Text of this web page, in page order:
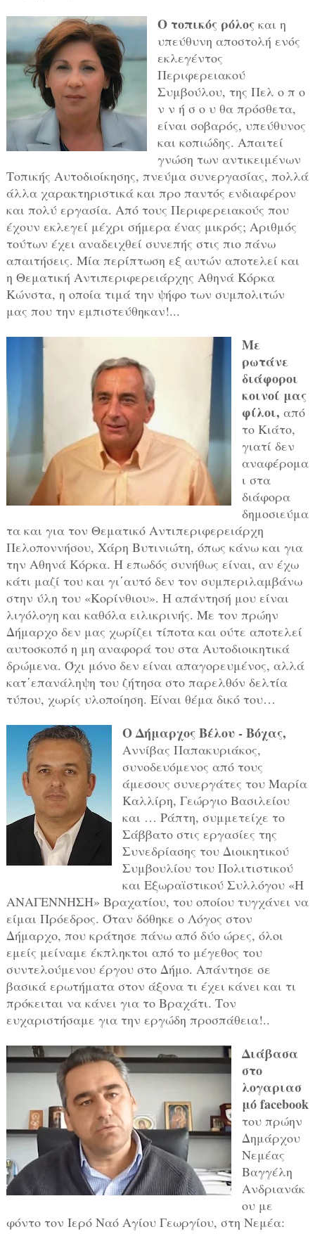
Ο τοπικός ρόλος και η
υπεύθυνη αποστολή ενός
εκλεγέντος
Περιφερειακού
Συμβούλου, της Πελ ο π ο
ν ν ή σ ο υ θα πρόσθετα,
είναι σοβαρός, υπεύθυνος
και κοπιώδης. Απαιτεί
γνώση των αντικειμένων
Τοπικής Αυτοδιοίκησης, πνεύμα συνεργασίας, πολλά
άλλα χαρακτηριστικά και προ παντός ενδιαφέρον
και πολύ εργασία. Από τους Περιφερειακούς που
έχουν εκλεγεί μέχρι σήμερα ένας μικρός; Αριθμός
τούτων έχει αναδειχθεί συνεπής στις πιο πάνω
απαιτήσεις. Μία περίπτωση εξ αυτών αποτελεί και
η Θεματική Αντιπεριφερειάρχης Αθηνά Κόρκα
Κώνστα, η οποία τιμά την ψήφο των συμπολιτών
μας που την εμπιστεύθηκαν!...
Με
ρωτάνε
διάφοροι
κοινοί μας
φίλοι, από
το Κιάτο,
γιατί δεν
αναφέρομα
ι στα
διάφορα
δημοσιεύμα
τα και για τον Θεματικό Αντιπεριφερειάρχη
Πελοποννήσου, Χάρη Βυτινιώτη, όπως κάνω και για
την Αθηνά Κόρκα. Η επωδός συνήθως είναι, αν έχω
κάτι μαζί του και γι΄αυτό δεν τον συμπεριλαμβάνω
στην ύλη του «Κορίνθιου». Η απάντησή μου είναι
λιγόλογη και καθόλα ειλικρινής. Με τον πρώην
Δήμαρχο δεν μας χωρίζει τίποτα και ούτε αποτελεί
αυτοσκοπό η μη αναφορά του στα Αυτοδιοικητικά
δρώμενα. Όχι μόνο δεν είναι απαγορευμένος, αλλά
κατ΄επανάληψη του ζήτησα στο παρελθόν δελτία
τύπου, χωρίς υλοποίηση. Είναι θέμα δικό του…
Ο Δήμαρχος Βέλου - Βόχας,
Αννίβας Παπακυριάκος,
συνοδευόμενος από τους
άμεσους συνεργάτες του Μαρία
Καλλίρη, Γεώργιο Βασιλείου
και … Ράπτη, συμμετείχε το
Σάββατο στις εργασίες της
Συνεδρίασης του Διοικητικού
Συμβουλίου του Πολιτιστικού
και Εξωραϊστικού Συλλόγου «Η
ΑΝΑΓΕΝΝΗΣΗ» Βραχατίου, του οποίου τυγχάνει να
είμαι Πρόεδρος. Όταν δόθηκε ο Λόγος στον
Δήμαρχο, που κράτησε πάνω από δύο ώρες, όλοι
εμείς μείναμε έκπληκτοι από το μέγεθος του
συντελούμενου έργου στο Δήμο. Απάντησε σε
βασικά ερωτήματα στον άξονα τι έχει κάνει και τι
πρόκειται να κάνει για το Βραχάτι. Τον
ευχαριστήσαμε για την εργώδη προσπάθεια!..
Διάβασα
στο
λογαριασ
μό facebook
του πρώην
Δημάρχου
Νεμέας
Βαγγέλη
Ανδριανάκ
ου με
φόντο τον Ιερό Ναό Αγίου Γεωργίου, στη Νεμέα: